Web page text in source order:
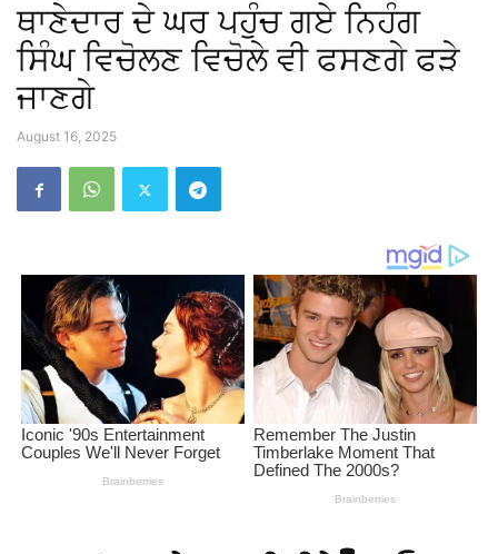
ਥਾਣੇਦਾਰ ਦੇ ਘਰ ਪਹੁੰਚ ਗਏ ਨਿਹੰਗ
ਸਿੰਘ ਵਿਚੋਲਣ ਵਿਚੋਲੇ ਵੀ ਫਸਣਗੇ ਫੜੇ
ਜਾਣਗੇ
August 16, 2025